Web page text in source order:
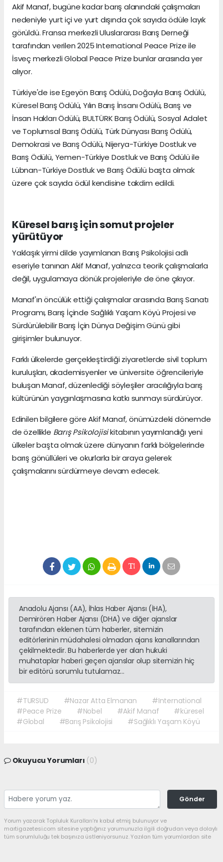
Akif Manaf, bugüne kadar barış alanındaki çalışmaları
nedeniyle yurt içi ve yurt dışında çok sayıda ödüle layık
görüldü. Fransa merkezli Uluslararası Barış Derneği
tarafından verilen 2025 International Peace Prize ile
İsveç merkezli Global Peace Prize bunlar arasında yer
alıyor.
Türkiye'de ise Egeyön Barış Ödülü, Doğayla Barış Ödülü,
Küresel Barış Ödülü, Yılın Barış İnsanı Ödülü, Barış ve
İnsan Hakları Ödülü, BULTÜRK Barış Ödülü, Sosyal Adalet
ve Toplumsal Barış Ödülü, Türk Dünyası Barış Ödülü,
Demokrasi ve Barış Ödülü, Nijerya-Türkiye Dostluk ve
Barış Ödülü, Yemen-Türkiye Dostluk ve Barış Ödülü ile
Lübnan-Türkiye Dostluk ve Barış Ödülü başta olmak
üzere çok sayıda ödül kendisine takdim edildi.
Küresel barış için somut projeler
yürütüyor
Yaklaşık yirmi dilde yayımlanan Barış Psikolojisi adlı
eseriyle tanınan Akif Manaf, yalnızca teorik çalışmalarla
değil, uygulamaya dönük projeleriyle de öne çıkıyor.
Manaf'ın öncülük ettiği çalışmalar arasında Barış Sanatı
Programı, Barış İçinde Sağlıklı Yaşam Köyü Projesi ve
Sürdürülebilir Barış İçin Dünya Değişim Günü gibi
girişimler bulunuyor.
Farklı ülkelerde gerçekleştirdiği ziyaretlerde sivil toplum
kuruluşları, akademisyenler ve üniversite öğrencileriyle
buluşan Manaf, düzenlediği söyleşiler aracılığıyla barış
kültürünün yaygınlaşmasına katkı sunmayı sürdürüyor.
Edinilen bilgilere göre Akif Manaf, önümüzdeki dönemde
de özellikle Barış Psikolojisikitabının yayımlandığı yeni
ülkeler başta olmak üzere dünyanın farklı bölgelerinde
barış gönüllüleri ve okurlarla bir araya gelerek
çalışmalarını sürdürmeye devam edecek.
Anadolu Ajansı (AA), İhlas Haber Ajansı (İHA),
Demirören Haber Ajansı (DHA) ve diğer ajanslar
tarafından eklenen tüm haberler, sitemizin
editörlerinin müdahalesi olmadan ajans kanallarından
çekilmektedir. Bu haberlerde yer alan hukuki
muhataplar haberi geçen ajanslar olup sitemizin hiç
bir editörü sorumlu tutulamaz...
#TURSUD #Nazar Atta Elmanan
#International
#Peace Prize
#Nobel #Akif Manaf
#küresel
#Global
#Barış Psikolojisi #Sağlıklı Yaşam Köyü
Okuyucu Yorumları (0)
Gönder
Yorum yazarak Topluluk Kuralları’nı kabul etmiş bulunuyor ve
martigazetesi.com sitesine yaptığınız yorumunuzla ilgili doğrudan veya dolaylı
tüm sorumluluğu tek başınıza üstleniyorsunuz. Yazılan tüm yorumlardan site